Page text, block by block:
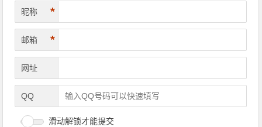
昵称 *
邮箱 *
网址
QQ
滑动解锁才能提交